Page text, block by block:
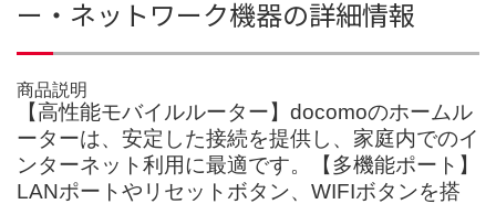
ー・ネットワーク機器の詳細情報
商品説明
【高性能モバイルルーター】docomoのホームル
ーターは、安定した接続を提供し、家庭内でのイ
ンターネット利用に最適です。【多機能ポート】
LANポートやリセットボタン、WIFIボタンを搭